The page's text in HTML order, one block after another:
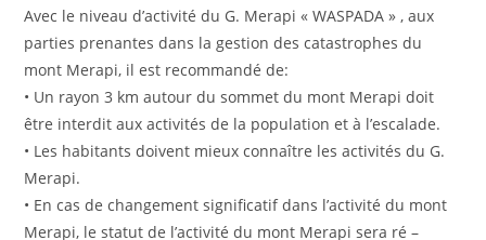
Avec le niveau d’activité du G. Merapi « WASPADA » , aux
parties prenantes dans la gestion des catastrophes du
mont Merapi, il est recommandé de:
• Un rayon 3 km autour du sommet du mont Merapi doit
être interdit aux activités de la population et à l’escalade.
• Les habitants doivent mieux connaître les activités du G.
Merapi.
• En cas de changement significatif dans l’activité du mont
Merapi, le statut de l’activité du mont Merapi sera ré –